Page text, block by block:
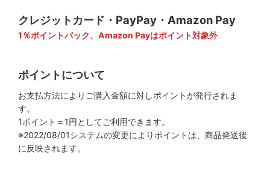
クレジットカード・PayPay・Amazon Pay
1％ポイントバック、Amazon Payはポイント対象外
ポイントについて
お支払方法によりご購入金額に対しポイントが発行されま
す。
1ポイント＝1円としてご利用できます。
※2022/08/01システムの変更によりポイントは、商品発送後
に反映されます。